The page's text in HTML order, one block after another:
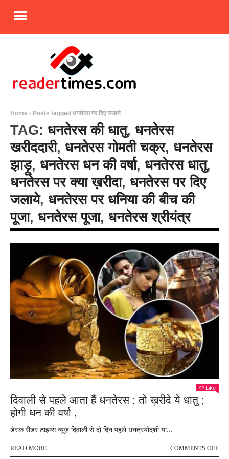
Home Posts tagged धनतेरस पर दिए जलाये
TAG: धनतेरस की धातु, धनतेरस
खरीददारी, धनतेरस गोमती चक्र, धनतेरस
झाड़ू, धनतेरस धन की वर्षा, धनतेरस धातु,
धनतेरस पर क्या ख़रीदा, धनतेरस पर दिए
जलाये, धनतेरस पर धनिया की बीच की
पूजा, धनतेरस पूजा, धनतेरस श्रीयंत्र
Like
दिवाली से पहले आता हैं धनतेरस : तो ख़रीदे ये धातु ;
होगी धन की वर्षा ,
डेस्क रीडर टाइम्स न्यूज़ दिवाली से दो दिन पहले धनत्रयोदशी या...
READ MORE COMMENTS OFFON